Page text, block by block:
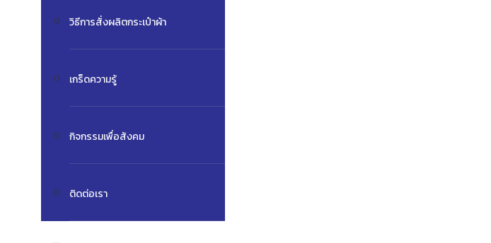
วิธีการสั่งผลิตกระเป๋าผ้า
เกร็ดความรู้
กิจกรรมเพื่อสังคม
ติดต่อเรา